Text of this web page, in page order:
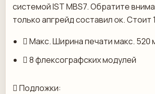
системой IST MBS7. Обратите
только апгрейд составил ок. Стоит
 Макс. Ширина печати макс. 520
 8 флексографских модулей
 Подложки: